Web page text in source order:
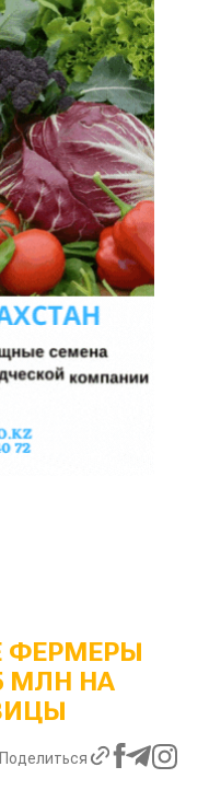
ФЕРМЕРЫ
МЛН НА
Поделиться